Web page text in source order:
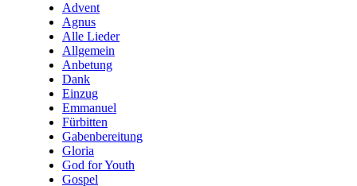
Advent
Agnus
Alle Lieder
Allgemein
Anbetung
Dank
Einzug
Emmanuel
Fürbitten
Gabenbereitung
Gloria
God for Youth
Gospel